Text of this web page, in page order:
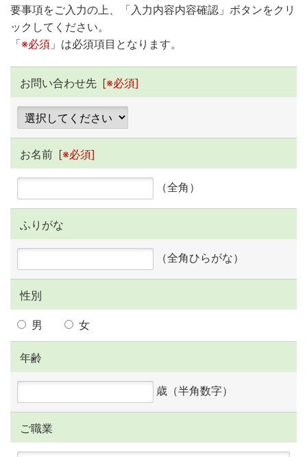
要事項をご入力の上、「入力内容内容確認」ボタンをクリ
ックしてください。
「※必須 」は必須項目となります。
お問い合わせ先 [※必須]
お名前 [※必須]
（全角）
ふりがな
（全角ひらがな）
性別
男 女
年齢
歳（半角数字）
ご職業